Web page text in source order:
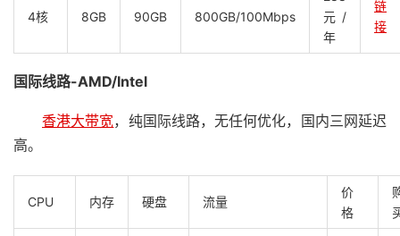
4核 8GB 90GB 800GB/100Mbps
元/
年
链
接
国际线路-AMD/Intel
香港大带宽，纯国际线路，无任何优化，国内三网延迟
高。
CPU 内存 硬盘 流量
价
格